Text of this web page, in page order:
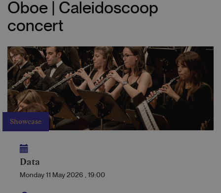
Oboe | Caleidoscoop
concert
Showcase
Data
Monday 11 May 2026 , 19:00